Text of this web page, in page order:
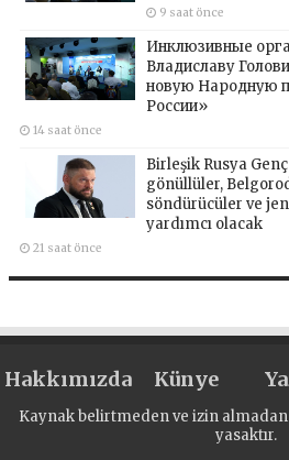
9 saat önce
Инклюзивные
Владиславу
новую Народную
России»
14 saat önce
Birleşik Rusya
gönüllüler,
söndürücüler ve
yardımcı olacak
21 saat önce
Hakkımızda Künye
Kaynak belirtmeden ve izin
yasaktır.